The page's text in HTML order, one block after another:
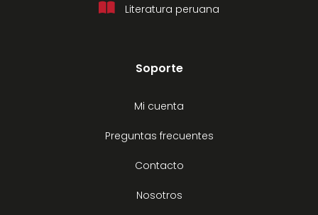
Literatura peruana
Soporte
Mi cuenta
Preguntas frecuentes
Contacto
Nosotros